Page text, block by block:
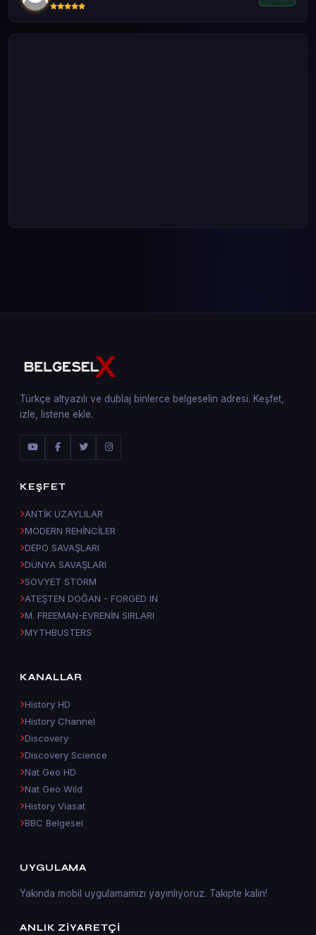
Türkçe altyazılı ve dublaj binlerce belgeselin adresi. Keşfet,
izle, listene ekle.
KEŞFET
ANTİK UZAYLILAR
MODERN REHİNCİLER
DEPO SAVAŞLARI
DÜNYA SAVAŞLARI
SOVYET STORM
ATEŞTEN DOĞAN - FORGED IN
M. FREEMAN-EVRENİN SIRLARI
MYTHBUSTERS
KANALLAR
History HD
History Channel
Discovery
Discovery Science
Nat Geo HD
Nat Geo Wild
History Viasat
BBC Belgesel
UYGULAMA
Yakında mobil uygulamamızı yayınlıyoruz. Takipte kalın!
ANLIK ZIYARETÇI